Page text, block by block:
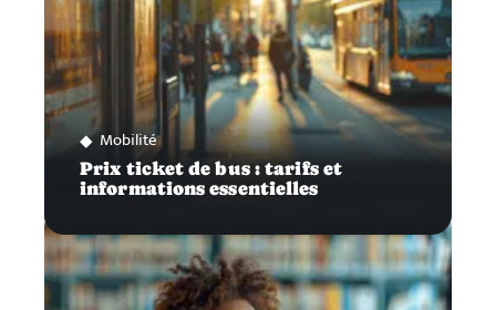
Mobilité
Prix ticket de bus : tarifs et
informations essentielles